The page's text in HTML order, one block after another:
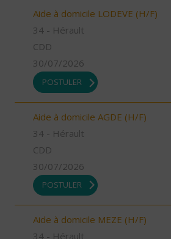
Aide à domicile LODEVE (H/F)
34 - Hérault
CDD
30/07/2026
POSTULER
Aide à domicile AGDE (H/F)
34 - Hérault
CDD
30/07/2026
POSTULER
Aide à domicile MEZE (H/F)
34 - Hérault